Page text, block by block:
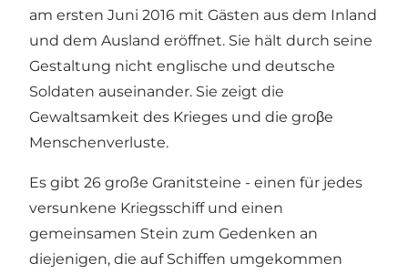
am ersten Juni 2016 mit Gästen aus dem Inland
und dem Ausland eröffnet. Sie hält durch seine
Gestaltung nicht englische und deutsche
Soldaten auseinander. Sie zeigt die
Gewaltsamkeit des Krieges und die groβe
Menschenverluste.
Es gibt 26 große Granitsteine ​​- einen für jedes
versunkene Kriegsschiff und einen
gemeinsamen Stein zum Gedenken an
diejenigen, die auf Schiffen umgekommen